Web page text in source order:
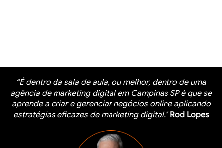
“É dentro da sala de aula, ou melhor, dentro de uma
agência de marketing digital em Campinas SP é que se
aprende a criar e gerenciar negócios online aplicando
estratégias eficazes de marketing digital.” Rod Lopes